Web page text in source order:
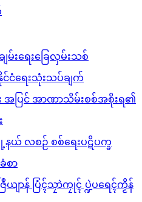
မ်းရေးခြေလှမ်းသစ်
နိုင်ငံရေးသုံးသပ်ချက်
အပြင် အာဏာသိမ်းစစ်အစိုးရ၏
နယ် လစဉ် စစ်ရေးပဋိပက္ခ
စာ
ျာန် ပြံၚ်သၠာဲကၠုၚ် ပ္ဍဲပရေၚ်ကၟိန်